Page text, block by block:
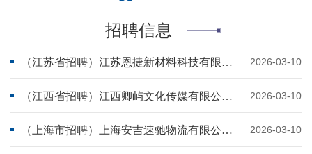
招聘信息
2026-03-10
（江苏省招聘）江苏恩捷新材料科技有限公司招聘
2026-03-10
（江西省招聘）江西卿屿文化传媒有限公司招聘
2026-03-10
（上海市招聘）上海安吉速驰物流有限公司招聘